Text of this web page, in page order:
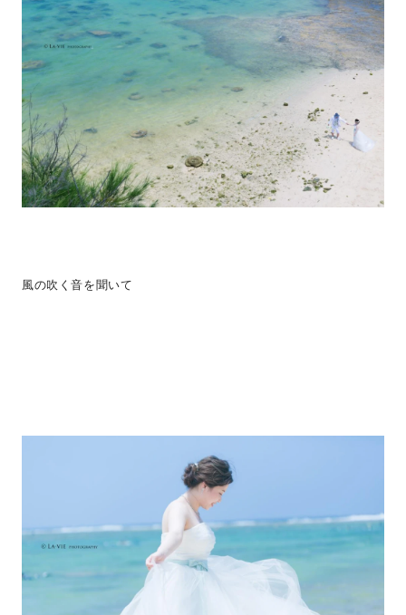
風の吹く音を聞いて